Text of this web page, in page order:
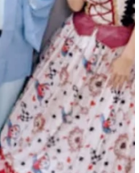
@YouTube
う
す